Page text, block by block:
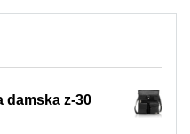
damska z-30